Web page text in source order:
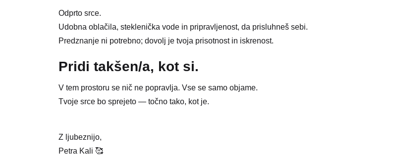
Odprto srce.
Udobna oblačila, steklenička vode in pripravljenost, da prisluhneš sebi.
Predznanje ni potrebno; dovolj je tvoja prisotnost in iskrenost.
Pridi takšen/a, kot si.
V tem prostoru se nič ne popravlja. Vse se samo objame.
Tvoje srce bo sprejeto — točno tako, kot je.
Z ljubeznijo,
Petra Kali 🥰